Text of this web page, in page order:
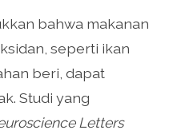
bahwa makanan
seperti ikan
beri, dapat
Studi yang
Letters